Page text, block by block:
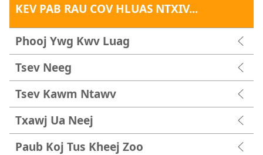
KEV PAB RAU COV HLUAS NTXIV...
Phooj Ywg Kwv Luag
Tsev Neeg
Tsev Kawm Ntawv
Txawj Ua Neej
Paub Koj Tus Kheej Zoo